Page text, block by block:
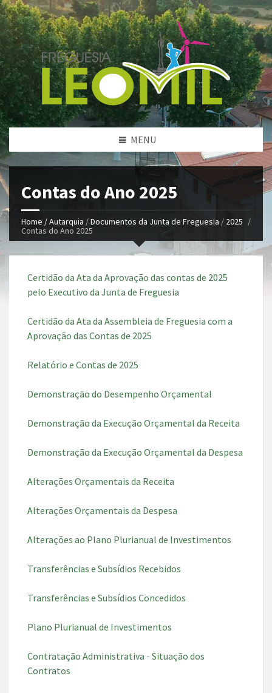
MENU
Contas do Ano 2025
Home /Autarquia /Documentos da Junta de Freguesia / 2025 /
Contas do Ano 2025
Certidão da Ata da Aprovação das contas de 2025
pelo Executivo da Junta de Freguesia
Certidão da Ata da Assembleia de Freguesia com a
Aprovação das Contas de 2025
Relatório e Contas de 2025
Demonstração do Desempenho Orçamental
Demonstração da Execução Orçamental da Receita
Demonstração da Execução Orçamental da Despesa
Alterações Orçamentais da Receita
Alterações Orçamentais da Despesa
Alterações ao Plano Plurianual de Investimentos
Transferências e Subsídios Recebidos
Transferências e Subsídios Concedidos
Plano Plurianual de Investimentos
Contratação Administrativa - Situação dos
Contratos